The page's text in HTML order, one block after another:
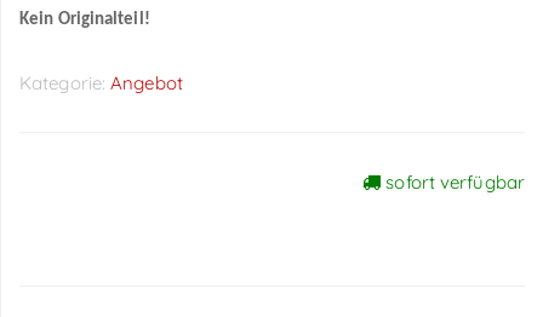
Kein Originalteil!
Kategorie:Angebot
sofort verfügbar